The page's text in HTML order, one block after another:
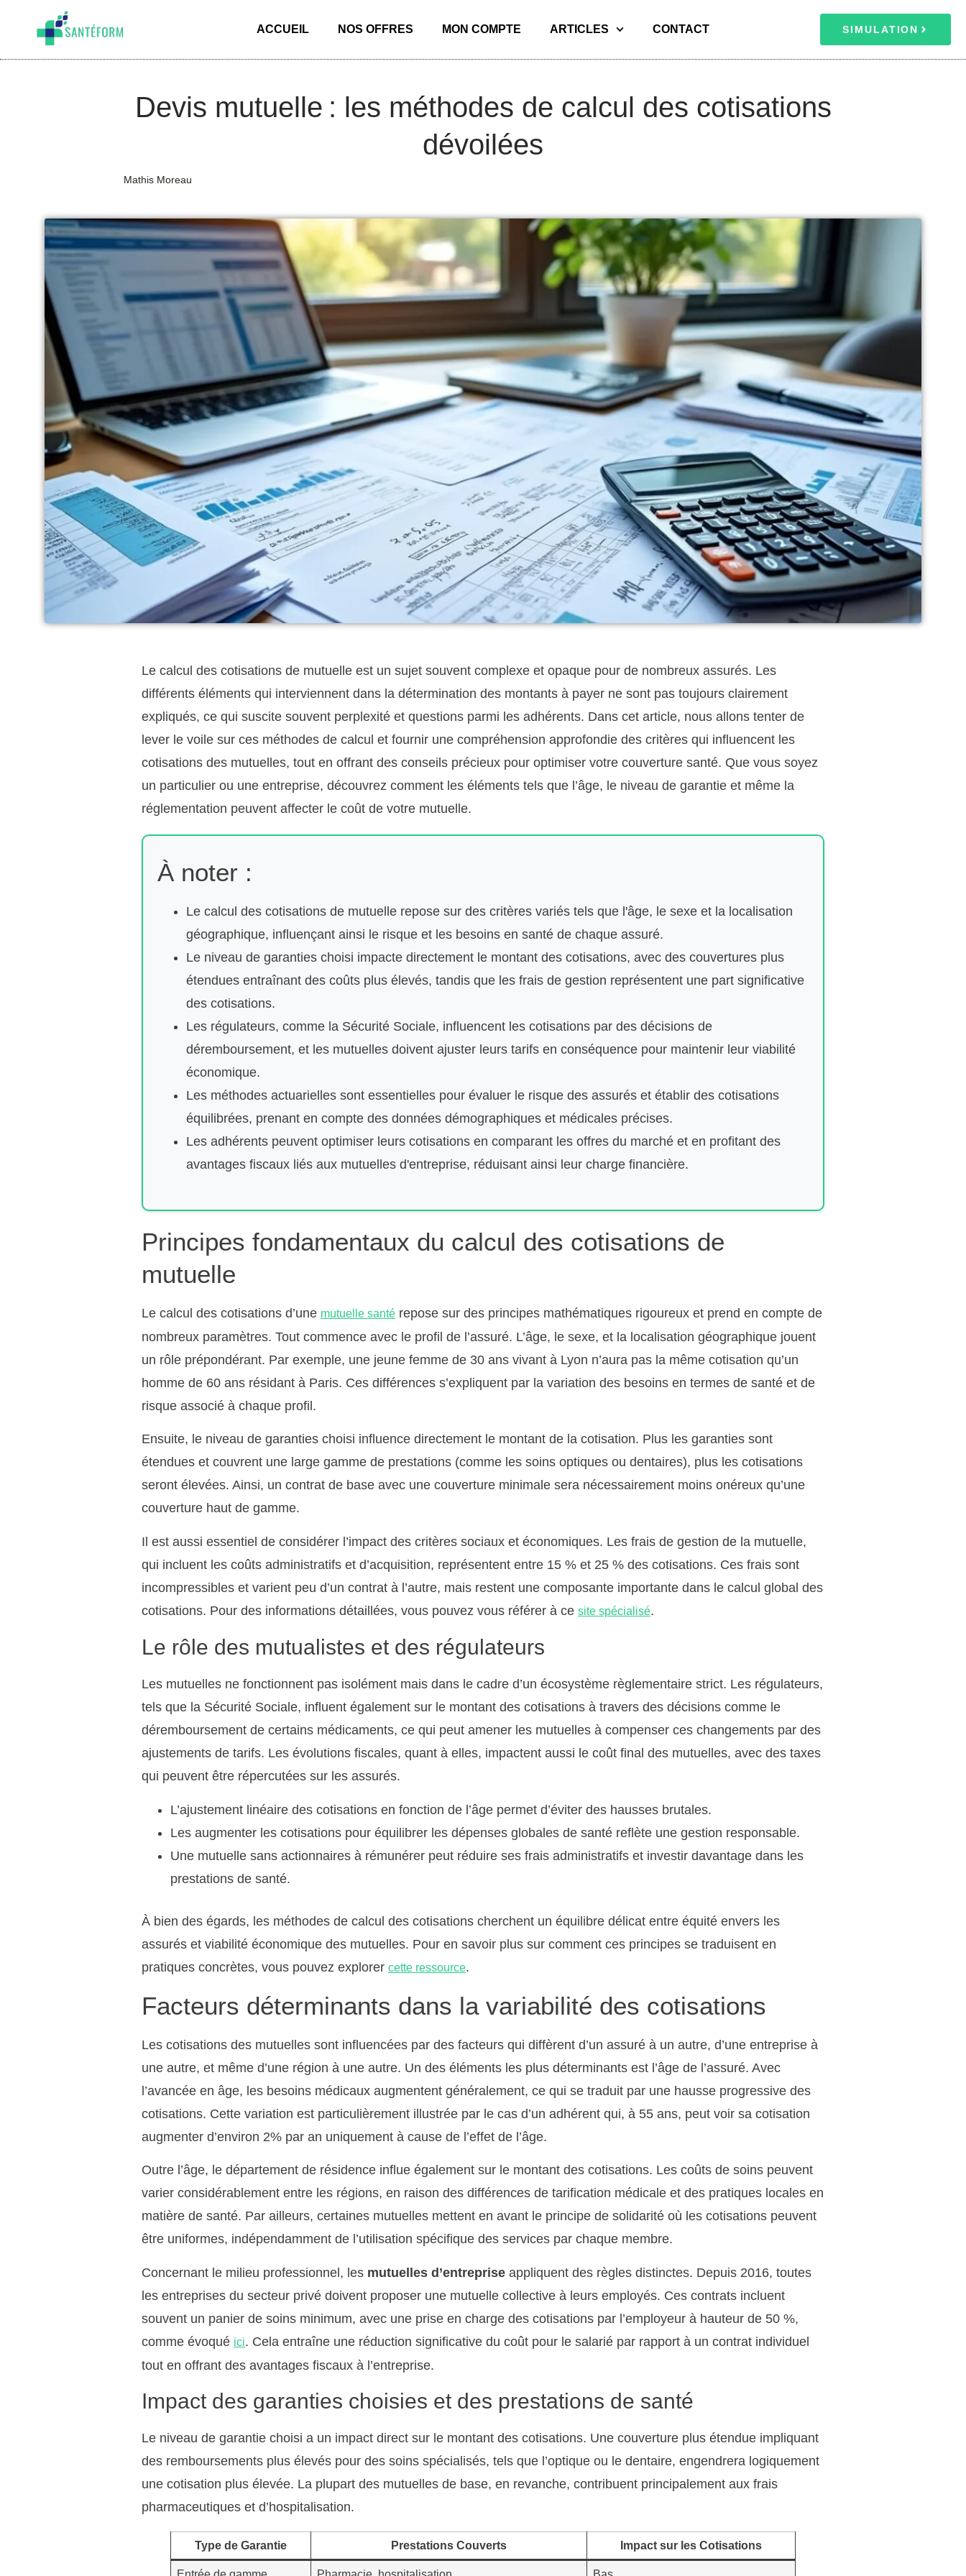
ACCUEIL NOS OFFRES MON COMPTE ARTICLES CONTACT SIMULATION
Devis mutuelle : les méthodes de calcul des cotisations
dévoilées
Mathis Moreau
Le calcul des cotisations de mutuelle est un sujet souvent complexe et opaque pour de nombreux assurés. Les
différents éléments qui interviennent dans la détermination des montants à payer ne sont pas toujours clairement
expliqués, ce qui suscite souvent perplexité et questions parmi les adhérents. Dans cet article, nous allons tenter de
lever le voile sur ces méthodes de calcul et fournir une compréhension approfondie des critères qui influencent les
cotisations des mutuelles, tout en offrant des conseils précieux pour optimiser votre couverture santé. Que vous soyez
un particulier ou une entreprise, découvrez comment les éléments tels que l’âge, le niveau de garantie et même la
réglementation peuvent affecter le coût de votre mutuelle.
À noter :
Le calcul des cotisations de mutuelle repose sur des critères variés tels que l'âge, le sexe et la localisation
géographique, influençant ainsi le risque et les besoins en santé de chaque assuré.
Le niveau de garanties choisi impacte directement le montant des cotisations, avec des couvertures plus
étendues entraînant des coûts plus élevés, tandis que les frais de gestion représentent une part significative
des cotisations.
Les régulateurs, comme la Sécurité Sociale, influencent les cotisations par des décisions de
déremboursement, et les mutuelles doivent ajuster leurs tarifs en conséquence pour maintenir leur viabilité
économique.
Les méthodes actuarielles sont essentielles pour évaluer le risque des assurés et établir des cotisations
équilibrées, prenant en compte des données démographiques et médicales précises.
Les adhérents peuvent optimiser leurs cotisations en comparant les offres du marché et en profitant des
avantages fiscaux liés aux mutuelles d'entreprise, réduisant ainsi leur charge financière.
Principes fondamentaux du calcul des cotisations de
mutuelle
Le calcul des cotisations d’une mutuelle santé repose sur des principes mathématiques rigoureux et prend en compte de
nombreux paramètres. Tout commence avec le profil de l’assuré. L’âge, le sexe, et la localisation géographique jouent
un rôle prépondérant. Par exemple, une jeune femme de 30 ans vivant à Lyon n’aura pas la même cotisation qu’un
homme de 60 ans résidant à Paris. Ces différences s’expliquent par la variation des besoins en termes de santé et de
risque associé à chaque profil.
Ensuite, le niveau de garanties choisi influence directement le montant de la cotisation. Plus les garanties sont
étendues et couvrent une large gamme de prestations (comme les soins optiques ou dentaires), plus les cotisations
seront élevées. Ainsi, un contrat de base avec une couverture minimale sera nécessairement moins onéreux qu’une
couverture haut de gamme.
Il est aussi essentiel de considérer l’impact des critères sociaux et économiques. Les frais de gestion de la mutuelle,
qui incluent les coûts administratifs et d’acquisition, représentent entre 15 % et 25 % des cotisations. Ces frais sont
incompressibles et varient peu d’un contrat à l’autre, mais restent une composante importante dans le calcul global des
cotisations. Pour des informations détaillées, vous pouvez vous référer à ce site spécialisé.
Le rôle des mutualistes et des régulateurs
Les mutuelles ne fonctionnent pas isolément mais dans le cadre d’un écosystème règlementaire strict. Les régulateurs,
tels que la Sécurité Sociale, influent également sur le montant des cotisations à travers des décisions comme le
déremboursement de certains médicaments, ce qui peut amener les mutuelles à compenser ces changements par des
ajustements de tarifs. Les évolutions fiscales, quant à elles, impactent aussi le coût final des mutuelles, avec des taxes
qui peuvent être répercutées sur les assurés.
L’ajustement linéaire des cotisations en fonction de l’âge permet d’éviter des hausses brutales.
Les augmenter les cotisations pour équilibrer les dépenses globales de santé reflète une gestion responsable.
Une mutuelle sans actionnaires à rémunérer peut réduire ses frais administratifs et investir davantage dans les
prestations de santé.
À bien des égards, les méthodes de calcul des cotisations cherchent un équilibre délicat entre équité envers les
assurés et viabilité économique des mutuelles. Pour en savoir plus sur comment ces principes se traduisent en
pratiques concrètes, vous pouvez explorer cette ressource.
Facteurs déterminants dans la variabilité des cotisations
Les cotisations des mutuelles sont influencées par des facteurs qui diffèrent d’un assuré à un autre, d’une entreprise à
une autre, et même d’une région à une autre. Un des éléments les plus déterminants est l’âge de l’assuré. Avec
l’avancée en âge, les besoins médicaux augmentent généralement, ce qui se traduit par une hausse progressive des
cotisations. Cette variation est particulièrement illustrée par le cas d’un adhérent qui, à 55 ans, peut voir sa cotisation
augmenter d’environ 2% par an uniquement à cause de l’effet de l’âge.
Outre l’âge, le département de résidence influe également sur le montant des cotisations. Les coûts de soins peuvent
varier considérablement entre les régions, en raison des différences de tarification médicale et des pratiques locales en
matière de santé. Par ailleurs, certaines mutuelles mettent en avant le principe de solidarité où les cotisations peuvent
être uniformes, indépendamment de l’utilisation spécifique des services par chaque membre.
Concernant le milieu professionnel, les mutuelles d’entreprise appliquent des règles distinctes. Depuis 2016, toutes
les entreprises du secteur privé doivent proposer une mutuelle collective à leurs employés. Ces contrats incluent
souvent un panier de soins minimum, avec une prise en charge des cotisations par l’employeur à hauteur de 50 %,
comme évoqué ici. Cela entraîne une réduction significative du coût pour le salarié par rapport à un contrat individuel
tout en offrant des avantages fiscaux à l’entreprise.
Impact des garanties choisies et des prestations de santé
Le niveau de garantie choisi a un impact direct sur le montant des cotisations. Une couverture plus étendue impliquant
des remboursements plus élevés pour des soins spécialisés, tels que l’optique ou le dentaire, engendrera logiquement
une cotisation plus élevée. La plupart des mutuelles de base, en revanche, contribuent principalement aux frais
pharmaceutiques et d’hospitalisation.
Type de Garantie Prestations Couverts Impact sur les Cotisations